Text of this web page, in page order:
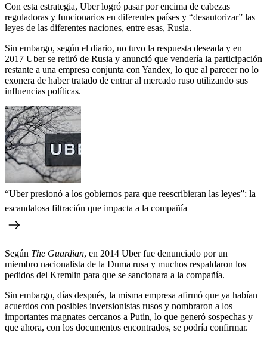
Con esta estrategia, Uber logró pasar por encima de cabezas
reguladoras y funcionarios en diferentes países y “desautorizar” las
leyes de las diferentes naciones, entre esas, Rusia.
Sin embargo, según el diario, no tuvo la respuesta deseada y en
2017 Uber se retiró de Rusia y anunció que vendería la participación
restante a una empresa conjunta con Yandex, lo que al parecer no lo
exonera de haber tratado de entrar al mercado ruso utilizando sus
influencias políticas.
“Uber presionó a los gobiernos para que reescribieran las leyes”: la
escandalosa filtración que impacta a la compañía
Según The Guardian, en 2014 Uber fue denunciado por un
miembro nacionalista de la Duma rusa y muchos respaldaron los
pedidos del Kremlin para que se sancionara a la compañía.
Sin embargo, días después, la misma empresa afirmó que ya habían
acuerdos con posibles inversionistas rusos y nombraron a los
importantes magnates cercanos a Putin, lo que generó sospechas y
que ahora, con los documentos encontrados, se podría confirmar.